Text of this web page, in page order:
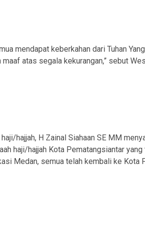
mendapat keberkahan dari Tuhan
maaf atas segala kekurangan,” sebut
hajjah, H Zainal Siahaan SE MM
haji/hajjah Kota Pematangsiantar
Medan, semua telah kembali ke Kota